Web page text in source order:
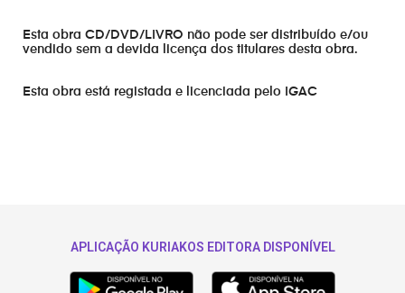
Esta obra CD/DVD/LIVRO não pode ser distribuído e/ou
vendido sem a devida licença dos titulares desta obra.
Esta obra está registada e licenciada pelo IGAC
APLICAÇÃO KURIAKOS EDITORA DISPONÍVEL